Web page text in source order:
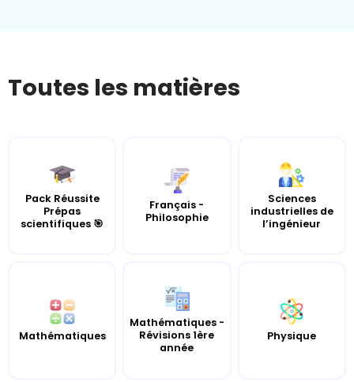
Toutes les matières
Pack Réussite
Prépas
scientifiques 🎯
Français -
Philosophie
Sciences
industrielles de
l’ingénieur
Mathématiques
Mathématiques -
Révisions 1ère
année
Physique